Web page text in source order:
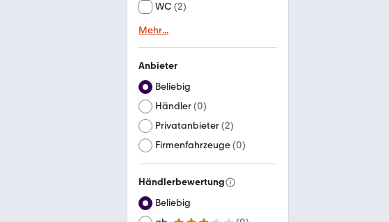
WC (2)
Mehr...
Anbieter
Beliebig
Händler(0)
Privatanbieter(2)
Firmenfahrzeuge(0)
Händlerbewertung
Beliebig